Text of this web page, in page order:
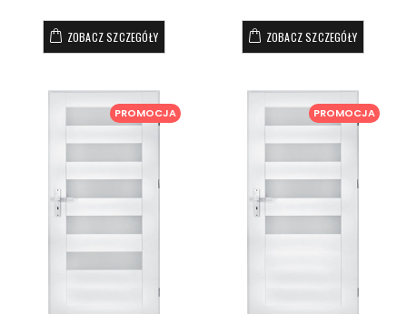
ZOBACZ SZCZEGÓŁY ZOBACZ SZCZEGÓŁY
PROMOCJA PROMOCJA